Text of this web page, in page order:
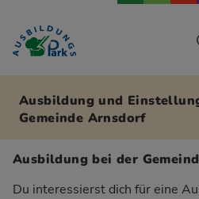
Zur Navigation springen
Zu den Hauptinhalten springen
Ausbildung und
Gemeinde Arnsdorf
Ausbildung bei der
Du interessierst dich für eine